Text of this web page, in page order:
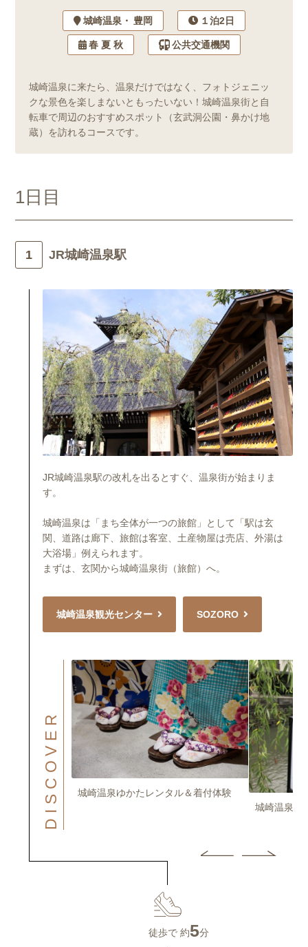
城崎温泉 豊岡 １泊2日
春 夏 秋 公共交通機関
城崎温泉に来たら、温泉だけではなく、フォトジェニッ
クな景色を楽しまないともったいない！城崎温泉街と自
転車で周辺のおすすめスポット（玄武洞公園・鼻かけ地
蔵）を訪れるコースです。
1日目
JR城崎温泉駅
JR城崎温泉駅の改札を出るとすぐ、温泉街が始まりま
す。
城崎温泉は「まち全体が一つの旅館」として「駅は玄
関、道路は廊下、旅館は客室、土産物屋は売店、外湯は
大浴場」例えられます。
まずは、玄関から城崎温泉街（旅館）へ。
城崎温泉観光センター SOZORO
DISCOVER
ゥク）で行
城崎温泉ゆかたレンタル＆着付体験
城崎温泉街
徒歩で 約5分